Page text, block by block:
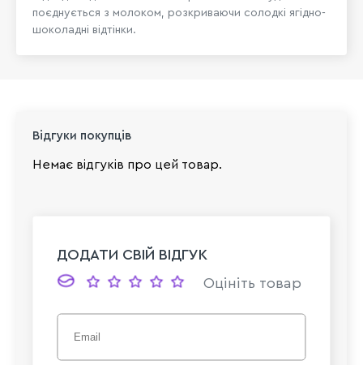
поєднується з молоком, розкриваючи солодкі ягідно-
шоколадні відтінки.
Відгуки покупців
Немає відгуків про цей товар.
ДОДАТИ СВІЙ ВІДГУК
Оцініть товар